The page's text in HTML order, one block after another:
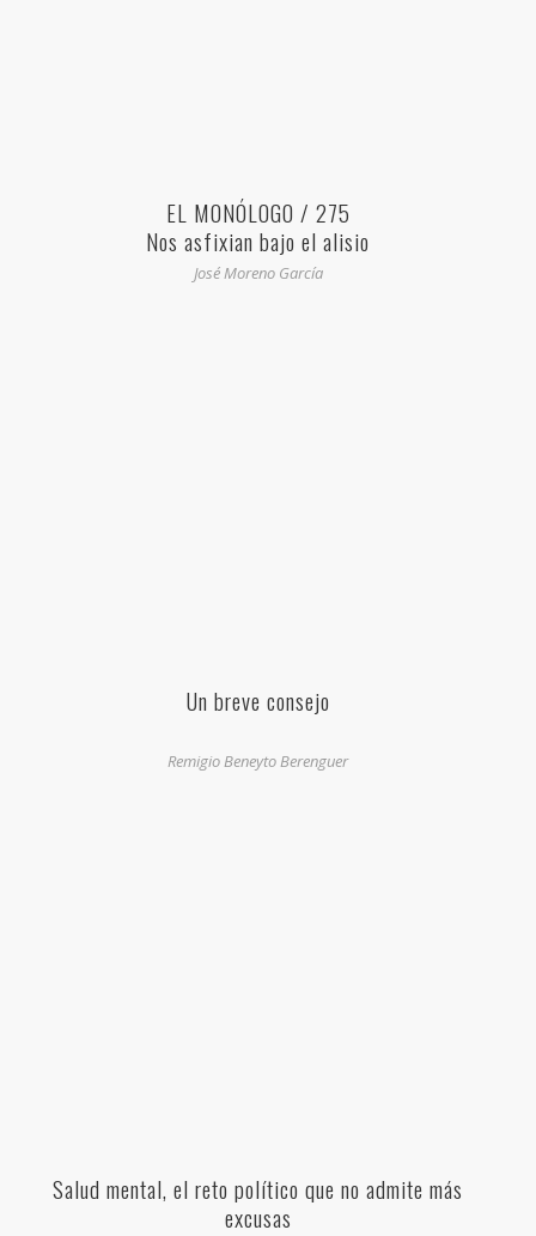
EL MONÓLOGO / 275
Nos asfixian bajo el alisio
José Moreno García
Un breve consejo
Remigio Beneyto Berenguer
Salud mental, el reto político que no admite más
excusas